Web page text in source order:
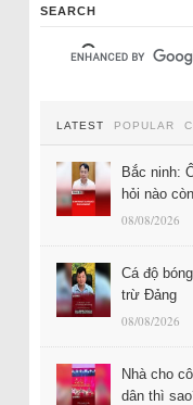
SEARCH
LATEST POPULAR
Bắc ninh:
hỏi nào
08/08/2026
Cá độ
trừ Đảng
08/08/2026
Nhà cho
dân thì